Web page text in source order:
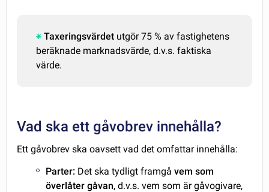
Taxeringsvärdet utgör 75 % av fastighetens
beräknade marknadsvärde, d.v.s. faktiska
värde.
Vad ska ett gåvobrev innehålla?
Ett gåvobrev ska oavsett vad det omfattar innehålla:
Parter: Det ska tydligt framgåvem som
överlåter gåvan, d.v.s. vem som är gåvogivare,